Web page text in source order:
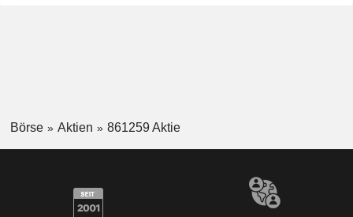
Börse Aktien 861259 Aktie